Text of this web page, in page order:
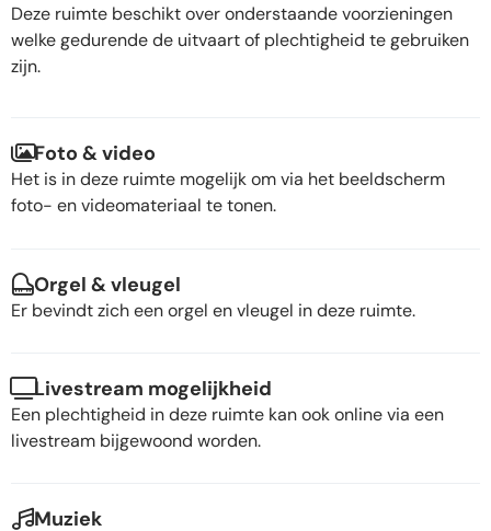
Deze ruimte beschikt over onderstaande voorzieningen
welke gedurende de uitvaart of plechtigheid te gebruiken
zijn.
Foto & video
Het is in deze ruimte mogelijk om via het beeldscherm
foto- en videomateriaal te tonen.
Orgel & vleugel
Er bevindt zich een orgel en vleugel in deze ruimte.
Livestream mogelijkheid
Een plechtigheid in deze ruimte kan ook online via een
livestream bijgewoond worden.
Muziek